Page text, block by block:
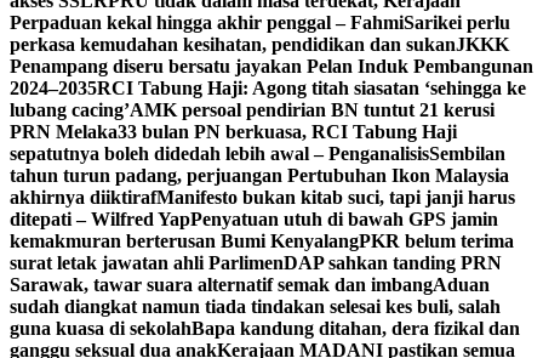
Perpaduan kekal hingga akhir penggal – FahmiSarikei perlu
perkasa kemudahan kesihatan, pendidikan dan sukanJKKK
Penampang diseru bersatu jayakan Pelan Induk Pembangunan
2024–2035RCI Tabung Haji: Agong titah siasatan ‘sehingga ke
lubang cacing’AMK persoal pendirian BN tuntut 21 kerusi
PRN Melaka33 bulan PN berkuasa, RCI Tabung Haji
sepatutnya boleh didedah lebih awal – PenganalisisSembilan
tahun turun padang, perjuangan Pertubuhan Ikon Malaysia
akhirnya diiktirafManifesto bukan kitab suci, tapi janji harus
ditepati – Wilfred YapPenyatuan utuh di bawah GPS jamin
kemakmuran berterusan Bumi KenyalangPKR belum terima
surat letak jawatan ahli ParlimenDAP sahkan tanding PRN
Sarawak, tawar suara alternatif semak dan imbangAduan
sudah diangkat namun tiada tindakan selesai kes buli, salah
guna kuasa di sekolahBapa kandung ditahan, dera fizikal dan
ganggu seksual dua anakKerajaan MADANI pastikan semua